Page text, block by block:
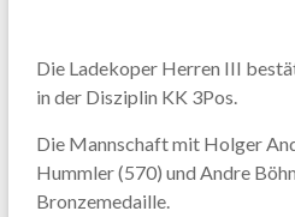
Die Ladekoper Herren III
in der Disziplin KK 3Pos.
Die Mannschaft mit Holger
Hummler (570) und Andre
Bronzemedaille.